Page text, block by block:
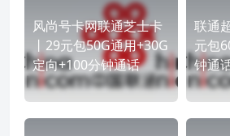
风尚号卡网联通芝士卡
丨29元包50G通用+30G
定向+100分钟通话
联通
元包
钟通